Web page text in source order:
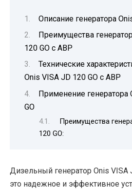
Описание генератора
Преимущества
120 GO с АВР
Технические
Onis VISA JD 120 GO с АВР
Применение генератора
GO
Преимущества
120 GO:
Дизельный генератор Onis VISA
это надежное и эффективное